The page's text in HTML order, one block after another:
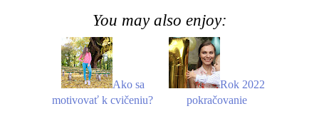
You may also enjoy:
Ako sa
motivovať k cvičeniu?
Rok 2022
pokračovanie